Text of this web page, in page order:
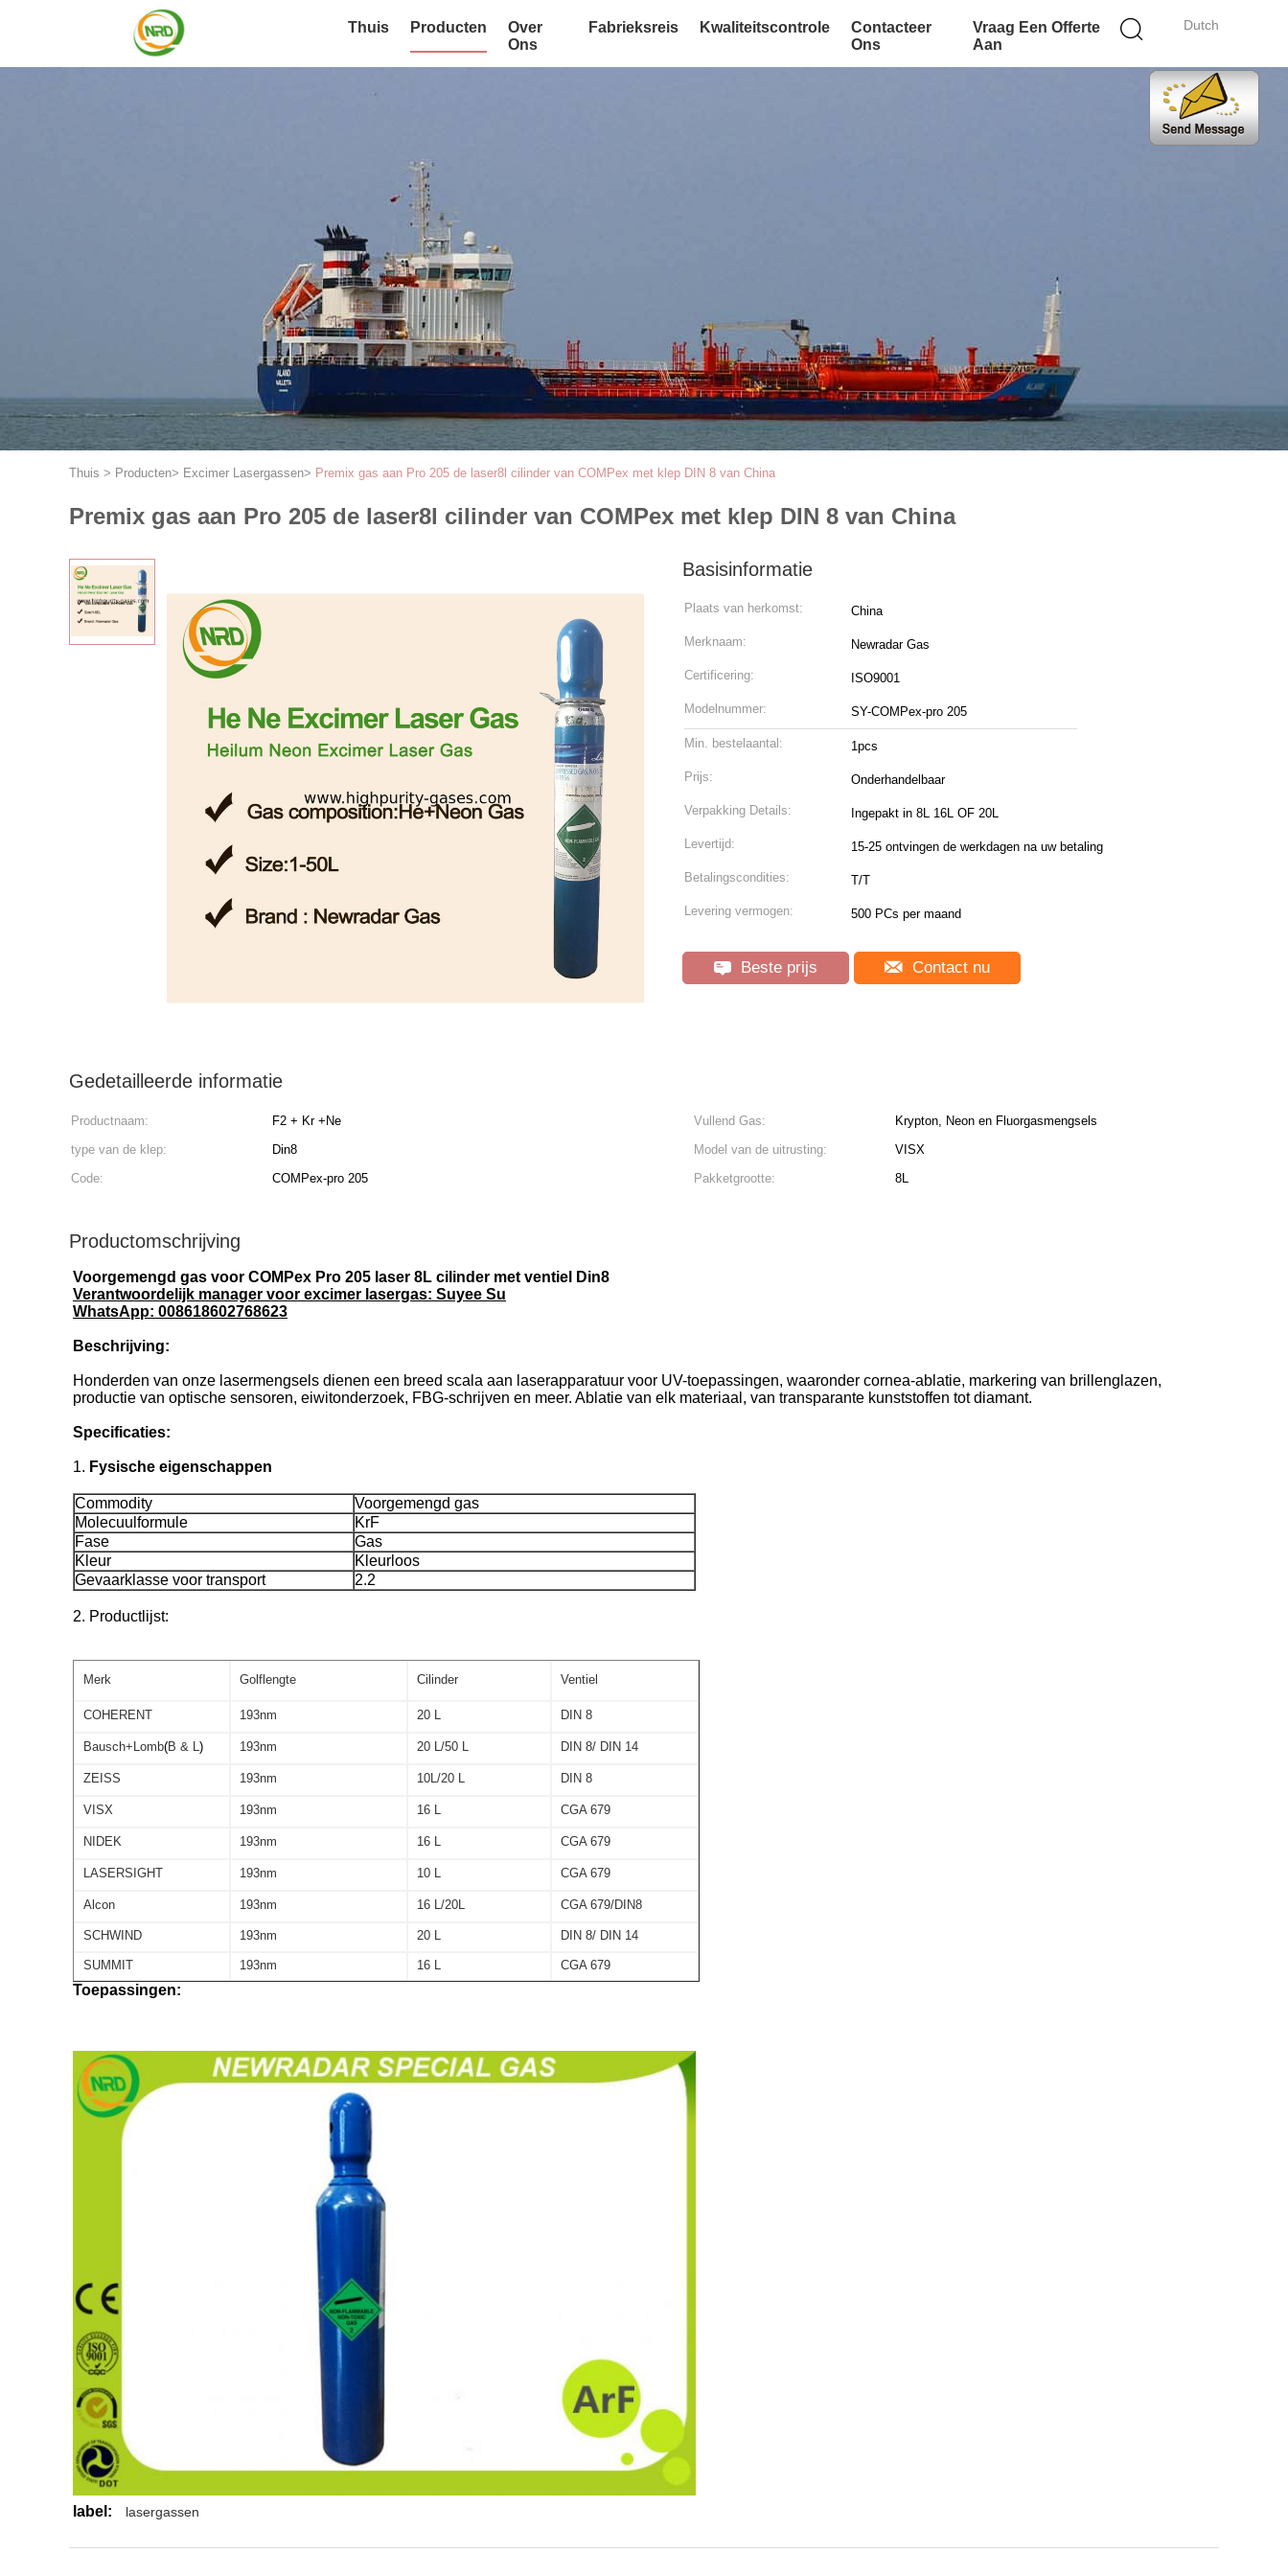
Dutch
Thuis Producten
Over
Ons
Fabrieksreis Kwaliteitscontrole
Contacteer
Ons
Vraag Een Offerte
Aan
Thuis > Producten> Excimer Lasergassen> Premix gas aan Pro 205 de laser8l cilinder van COMPex met klep DIN 8 van China
Premix gas aan Pro 205 de laser8l cilinder van COMPex met klep DIN 8 van China
Basisinformatie
Plaats van herkomst: China
Merknaam: Newradar Gas
Certificering: ISO9001
Modelnummer: SY-COMPex-pro 205
Min. bestelaantal: 1pcs
Prijs: Onderhandelbaar
Verpakking Details: Ingepakt in 8L 16L OF 20L
Levertijd: 15-25 ontvingen de werkdagen na uw betaling
Betalingscondities: T/T
Levering vermogen: 500 PCs per maand
Beste prijs Contact nu
Gedetailleerde informatie
Productnaam: F2 + Kr +Ne Vullend Gas:
Krypton, Neon en Fluorgasmengsels
type van de klep:
Din8 Model van de uitrusting:
VISX
Code:
COMPex-pro 205 Pakketgrootte: 8L
Productomschrijving
Voorgemengd gas voor COMPex Pro 205 laser 8L cilinder met ventiel Din8
Verantwoordelijk manager voor excimer lasergas: Suyee Su
WhatsApp: 008618602768623
Beschrijving:
Honderden van onze lasermengsels dienen een breed scala aan laserapparatuur voor UV-toepassingen, waaronder cornea-ablatie, markering van brillenglazen,
productie van optische sensoren, eiwitonderzoek, FBG-schrijven en meer. Ablatie van elk materiaal, van transparante kunststoffen tot diamant.
Specificaties:
1. Fysische eigenschappen
Commodity
Voorgemengd gas
Molecuulformule
KrF
Fase
Gas
Kleur
Kleurloos
Gevaarklasse voor transport
2.2
2. Productlijst:
Merk Golflengte Cilinder Ventiel
COHERENT 193nm 20 L DIN 8
Bausch+Lomb(B & L) 193nm 20 L/50 L DIN 8/ DIN 14
ZEISS 193nm 10L/20 L DIN 8
VISX 193nm 16 L CGA 679
NIDEK 193nm 16 L CGA 679
LASERSIGHT 193nm 10 L CGA 679
Alcon 193nm 16 L/20L CGA 679/DIN8
SCHWIND 193nm 20 L DIN 8/ DIN 14
SUMMIT 193nm 16 L CGA 679
Toepassingen:
label: lasergassen